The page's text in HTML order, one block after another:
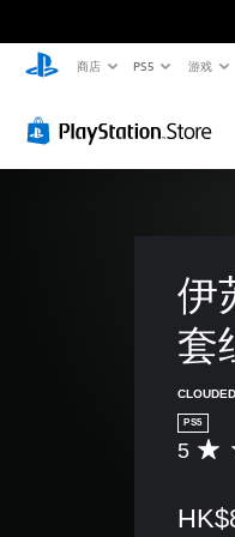
商店 PS5 游戏
伊
套
PS5
平
价
5